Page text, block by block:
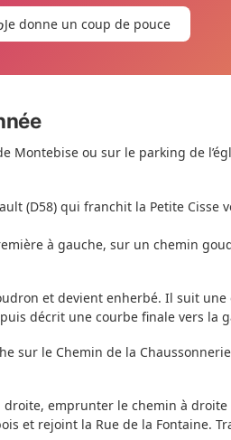
Je donne un coup de pouce
Montebise ou sur le parking de
(D58) qui franchit la Petite Cisse
à gauche, sur un chemin
et devient enherbé. Il suit
décrit une courbe finale vers la
sur le Chemin de la
emprunter le chemin à
et rejoint la Rue de la Fontaine.